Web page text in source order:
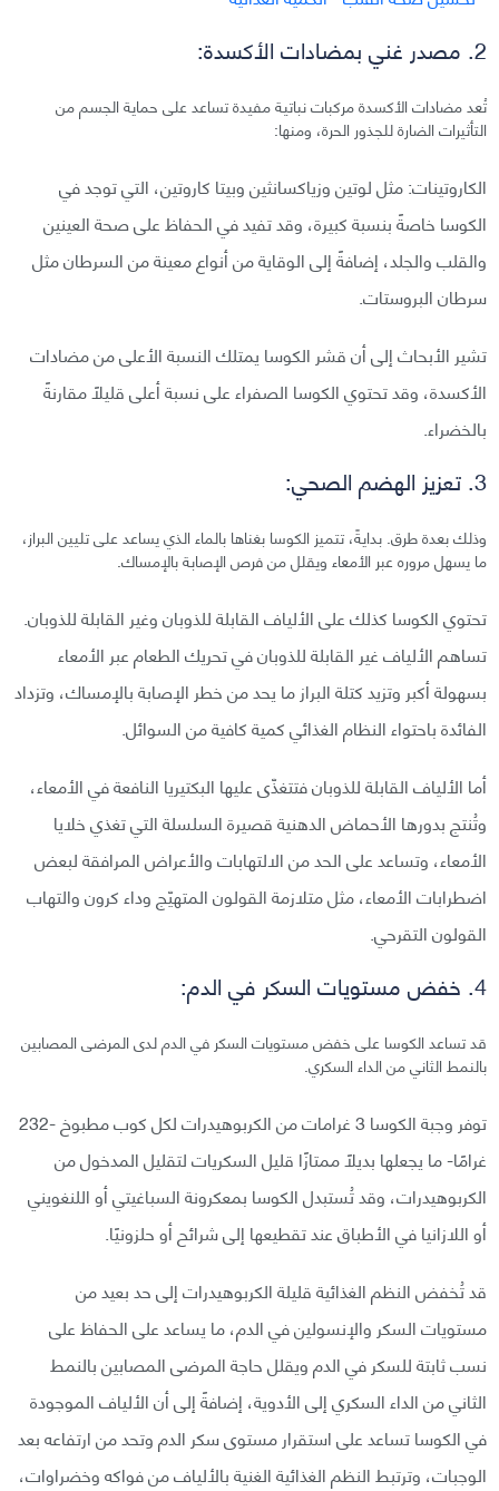
2. مصدر غني بمضادات الأكسدة:
تُعد مضادات الأكسدة مركبات نباتية مفيدة تساعد على حماية الجسم من
التأثيرات الضارة للجذور الحرة، ومنها:
الكاروتينات: مثل لوتين وزياكسانثين وبيتا كاروتين، التي توجد في
الكوسا خاصةً بنسبة كبيرة، وقد تفيد في الحفاظ على صحة العينين
والقلب والجلد، إضافةً إلى الوقاية من أنواع معينة من السرطان مثل
سرطان البروستات.
تشير الأبحاث إلى أن قشر الكوسا يمتلك النسبة الأعلى من مضادات
الأكسدة، وقد تحتوي الكوسا الصفراء على نسبة أعلى قليلًا مقارنةً
بالخضراء.
3. تعزيز الهضم الصحي:
وذلك بعدة طرق. بدايةً، تتميز الكوسا بغناها بالماء الذي يساعد على تليين البراز،
ما يسهل مروره عبر الأمعاء ويقلل من فرص الإصابة بالإمساك.
تحتوي الكوسا كذلك على الألياف القابلة للذوبان وغير القابلة للذوبان.
تساهم الألياف غير القابلة للذوبان في تحريك الطعام عبر الأمعاء
بسهولة أكبر وتزيد كتلة البراز ما يحد من خطر الإصابة بالإمساك، وتزداد
الفائدة باحتواء النظام الغذائي كمية كافية من السوائل.
أما الألياف القابلة للذوبان فتتغذّى عليها البكتيريا النافعة في الأمعاء،
وتُنتج بدورها الأحماض الدهنية قصيرة السلسلة التي تغذي خلايا
الأمعاء، وتساعد على الحد من الالتهابات والأعراض المرافقة لبعض
اضطرابات الأمعاء، مثل متلازمة القولون المتهيّج وداء كرون والتهاب
القولون التقرحي.
4. خفض مستويات السكر في الدم:
قد تساعد الكوسا على خفض مستويات السكر في الدم لدى المرضى المصابين
بالنمط الثاني من الداء السكري.
توفر وجبة الكوسا 3 غرامات من الكربوهيدرات لكل كوب مطبوخ -232
غرامًا- ما يجعلها بديلًا ممتازًا قليل السكريات لتقليل المدخول من
الكربوهيدرات، وقد تُستبدل الكوسا بمعكرونة السباغيتي أو اللنغويني
أو اللازانيا في الأطباق عند تقطيعها إلى شرائح أو حلزونيًا.
قد تُخفض النظم الغذائية قليلة الكربوهيدرات إلى حد بعيد من
مستويات السكر والإنسولين في الدم، ما يساعد على الحفاظ على
نسب ثابتة للسكر في الدم ويقلل حاجة المرضى المصابين بالنمط
الثاني من الداء السكري إلى الأدوية، إضافةً إلى أن الألياف الموجودة
في الكوسا تساعد على استقرار مستوى سكر الدم وتحد من ارتفاعه بعد
الوجبات، وترتبط النظم الغذائية الغنية بالألياف من فواكه وخضراوات،